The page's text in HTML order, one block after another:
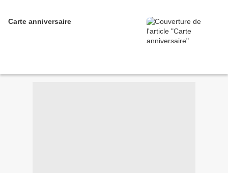
Carte anniversaire